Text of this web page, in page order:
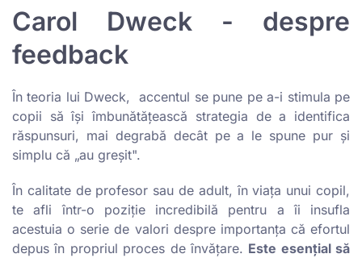
Carol Dweck - despre
feedback
În teoria lui Dweck, accentul se pune pe a-i stimula pe
copii să își îmbunătățească strategia de a identifica
răspunsuri, mai degrabă decât pe a le spune pur și
simplu că „au greșit".
În calitate de profesor sau de adult, în viața unui copil,
te afli într-o poziție incredibilă pentru a îi insufla
acestuia o serie de valori despre importanța că efortul
depus în propriul proces de învățare. Este esențial să